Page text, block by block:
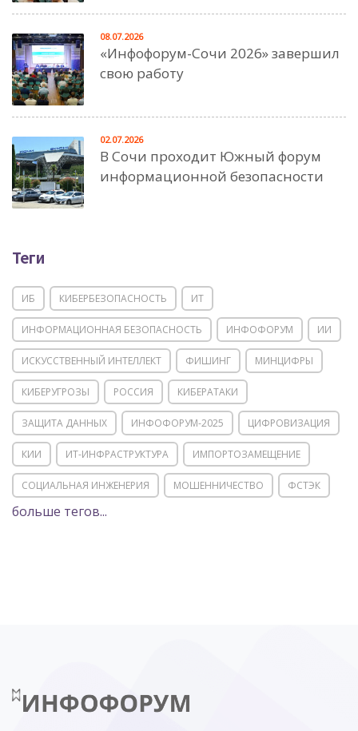
«Инфофорум-Сочи 2026» завершил
свою работу
08.07.2026
В Сочи проходит Южный форум
информационной безопасности
02.07.2026
Теги
ИБ КИБЕРБЕЗОПАСНОСТЬ ИТ
ИНФОРМАЦИОННАЯ БЕЗОПАСНОСТЬ ИНФОФОРУМ ИИ
ИСКУССТВЕННЫЙ ИНТЕЛЛЕКТ ФИШИНГ МИНЦИФРЫ
КИБЕРУГРОЗЫ РОССИЯ КИБЕРАТАКИ
ЗАЩИТА ДАННЫХ ИНФОФОРУМ-2025 ЦИФРОВИЗАЦИЯ
КИИ ИТ-ИНФРАСТРУКТУРА ИМПОРТОЗАМЕЩЕНИЕ
СОЦИАЛЬНАЯ ИНЖЕНЕРИЯ МОШЕННИЧЕСТВО ФСТЭК
POSITIVE TECHNOLOGIES
МИНЦИФРЫ РОССИИ NGFW
больше тегов...